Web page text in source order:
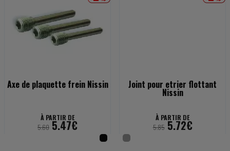
Axe de plaquette frein Nissin
À PARTIR DE
5.605.47€
Joint pour etrier flottant
Nissin
À PARTIR DE
5.855.72€